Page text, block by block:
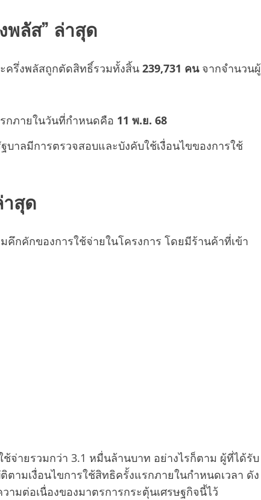
ลัส” ล่าสุด
ครึ่งพลัสถูกตัดสิทธิ์รวมทั้งสิ้น 239,731 คนจากจำนวนผู้
กภายในวันที่กำหนดคือ 11 พ.ย. 68
บาลมีการตรวจสอบและบังคับใช้เงื่อนไขของการใช้
สุด
กคักของการใช้จ่ายในโครงการ โดยมีร้านค้าที่เข้า
จ่ายรวมกว่า 3.1 หมื่นล้านบาท อย่างไรก็ตาม ผู้ที่ได้รับ
ามเงื่อนไขการใช้สิทธิครั้งแรกภายในกำหนดเวลา ดัง
มต่อเนื่องของมาตรการกระตุ้นเศรษฐกิจนี้ไว้